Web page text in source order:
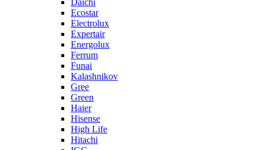
Ecostar
Electrolux
Expertair
Energolux
Ferrum
Funai
Kalashnikov
Gree
Grеen
Haier
Hisense
High Life
Hitachi